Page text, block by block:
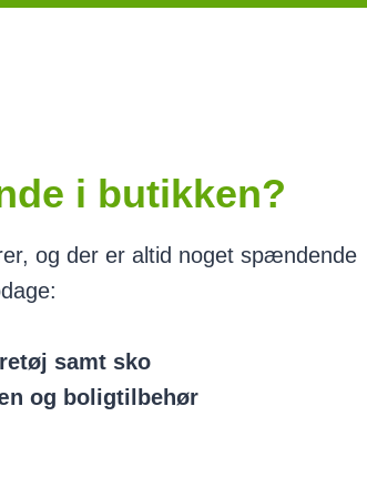
i butikken?
og der er altid noget spændende
samt sko
og boligtilbehør